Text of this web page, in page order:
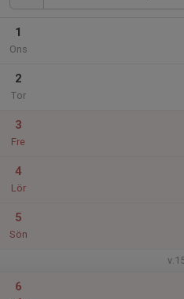
1
Ons
2
Tor
3
Fre
4
Lör
5
Sön
6